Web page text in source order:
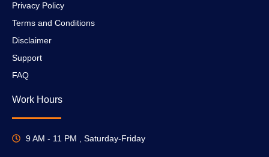
Privacy Policy
Terms and Conditions
Disclaimer
Support
FAQ
Work Hours
9 AM - 11 PM , Saturday-Friday